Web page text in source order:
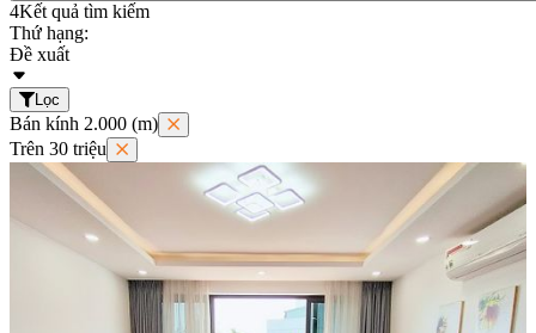
4Kết quả tìm kiếm
Thứ hạng:
Đề xuất
Lọc
Bán kính 2.000 (m)
Trên 30 triệu